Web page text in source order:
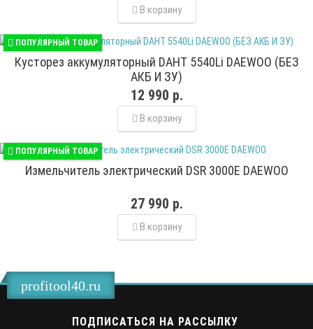
В корзину
ПОПУЛЯРНЫЙ ТОВАР
Кусторез аккумуляторный DAHT 5540Li DAEWOO (БЕЗ
АКБ И ЗУ)
12 990 р.
В корзину
ПОПУЛЯРНЫЙ ТОВАР
Измельчитель электрический DSR 3000E DAEWOO
27 990 р.
В корзину
profitool40.ru
ПОДПИСАТЬСЯ НА РАССЫЛКУ